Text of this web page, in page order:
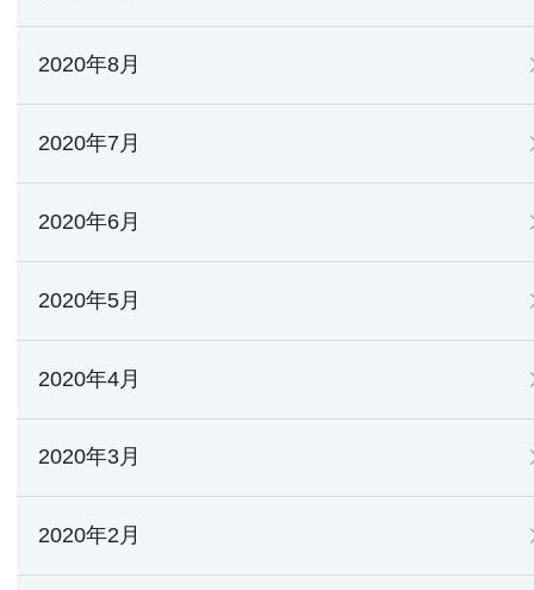
2020年8月
2020年7月
2020年6月
2020年5月
2020年4月
2020年3月
2020年2月